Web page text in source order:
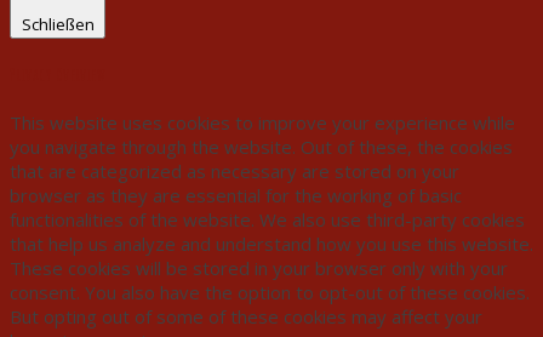
Schließen
This website uses cookies to improve your experience while
you navigate through the website. Out of these, the cookies
that are categorized as necessary are stored on your
browser as they are essential for the working of basic
functionalities of the website. We also use third-party cookies
that help us analyze and understand how you use this website.
These cookies will be stored in your browser only with your
consent. You also have the option to opt-out of these cookies.
But opting out of some of these cookies may affect your